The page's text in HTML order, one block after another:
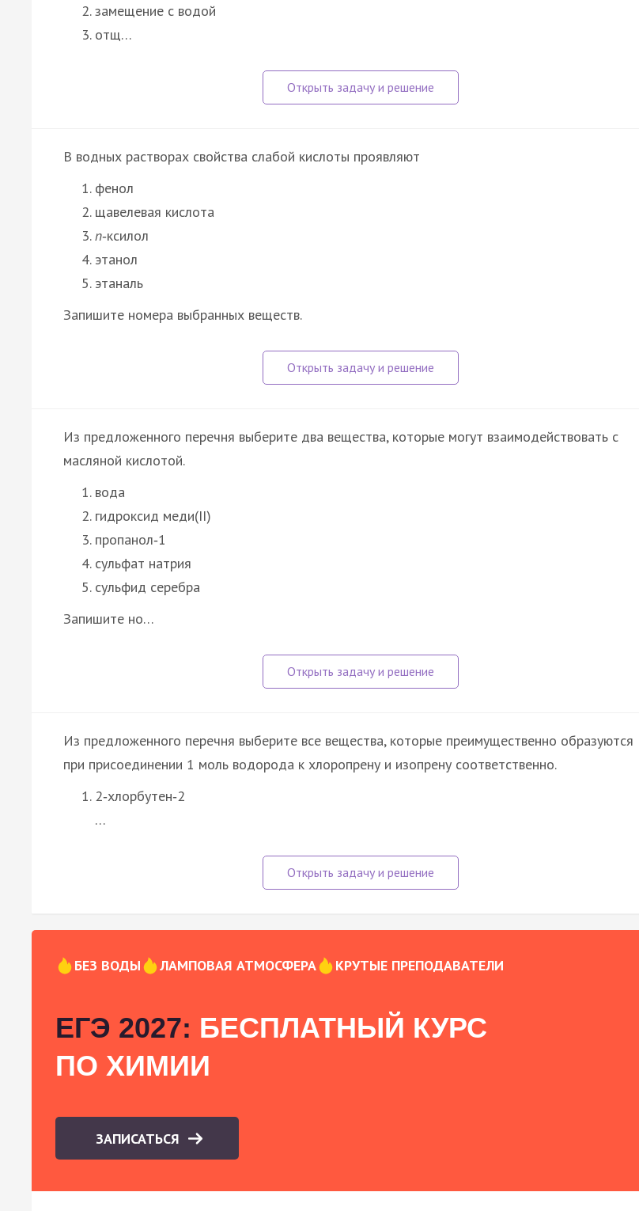
замещение с водой
отщ…
В водных растворах свойства слабой кислоты проявляют
фенол
щавелевая кислота
п‑ксилол
этанол
этаналь
Запишите номера выбранных веществ.
Из предложенного перечня выберите два вещества, которые могут взаимодействовать с
масляной кислотой.
вода
гидроксид меди(II)
пропанол‑1
сульфат натрия
сульфид серебра
Запишите но…
Из предложенного перечня выберите все вещества, которые преимущественно образуются
при присоединении 1 моль водорода к хлоропрену и изопрену соответственно.
2‑хлорбутен‑2
…
БЕЗ ВОДЫ ЛАМПОВАЯ АТМОСФЕРА КРУТЫЕ ПРЕПОДАВАТЕЛИ
ЕГЭ 2027: БЕСПЛАТНЫЙ КУРС
ПО ХИМИИ
ЗАПИСАТЬСЯ